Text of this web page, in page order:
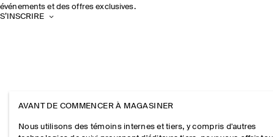
événements et des offres exclusives.
S’INSCRIRE
AVANT DE COMMENCER À MAGASINER
Nous utilisons des témoins internes et tiers, y compris d'autres